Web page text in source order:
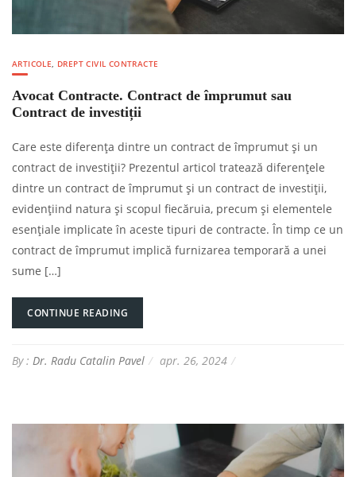
ARTICOLE, DREPT CIVIL CONTRACTE
Avocat Contracte. Contract de împrumut sau
Contract de investiții
Care este diferența dintre un contract de împrumut și un
contract de investiții? Prezentul articol tratează diferențele
dintre un contract de împrumut și un contract de investiții,
evidențiind natura și scopul fiecăruia, precum și elementele
esențiale implicate în aceste tipuri de contracte. În timp ce un
contract de împrumut implică furnizarea temporară a unei
sume […]
CONTINUE READING
By : Dr. Radu Catalin Pavel apr. 26, 2024